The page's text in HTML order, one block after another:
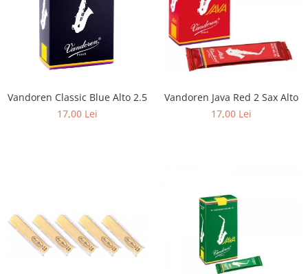
Set Flaut
Fligorn / FlugelHorn
Muzicuta
Tenor Horn
Trompete piccolo
Tuba
Vandoren Classic Blue Alto 2.5
17,00 Lei
Vandoren Java Red 2 Sax Alto
17,00 Lei